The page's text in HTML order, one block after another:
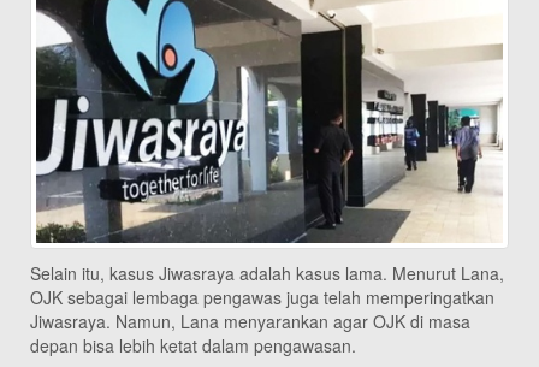
Selain itu, kasus Jiwasraya adalah kasus lama. Menurut Lana,
OJK sebagai lembaga pengawas juga telah memperingatkan
Jiwasraya. Namun, Lana menyarankan agar OJK di masa
depan bisa lebih ketat dalam pengawasan.